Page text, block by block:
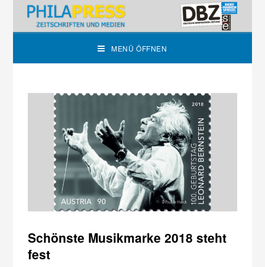
MENÜ ÖFFNEN
Schönste Musikmarke 2018 steht
fest